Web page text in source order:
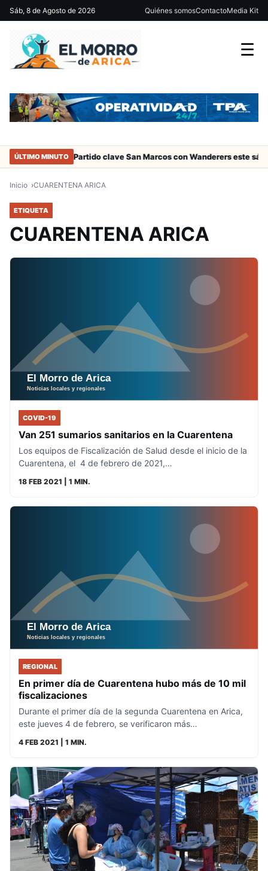
Sáb, 8 de Agosto de 2026 Quiénes somosContactoMedia Kit
☰
ÚLTIMO MINUTO
de Arica Partido clave San Marcos con Wanderers este
Inicio CUARENTENA ARICA
ETIQUETA
CUARENTENA ARICA
COVID-19
Van 251 sumarios sanitarios en la Cuarentena
Los equipos de Fiscalización de Salud desde el inicio de la
Cuarentena, el 4 de febrero de 2021,…
18 FEB 2021 | 1 MIN.
REGIONAL
En primer día de Cuarentena hubo más de 10 mil
fiscalizaciones
Durante el primer día de la segunda Cuarentena en Arica,
este jueves 4 de febrero, se verificaron más…
4 FEB 2021 | 1 MIN.